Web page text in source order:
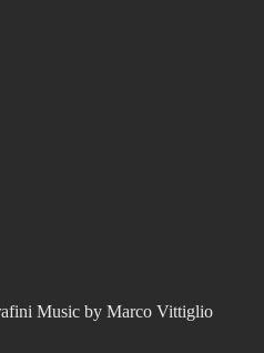
Music by Marco Vittiglio